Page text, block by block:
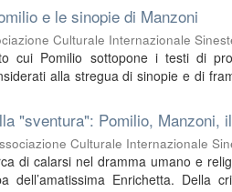
e le sinopie di Manzoni
Culturale Internazionale
cui Pomilio sottopone i testi di
alla stregua di sinopie e di
"sventura": Pomilio, Manzoni,
Culturale Internazionale
di calarsi nel dramma umano e
dell’amatissima Enrichetta. Della